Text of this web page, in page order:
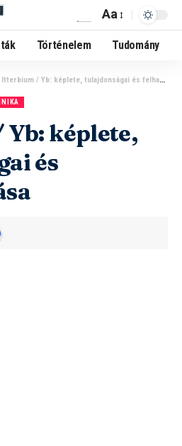
Aa
Történelem Tudomány
Itterbium / Yb: képlete, tulajdonságai és felhasználása
képlete,
és